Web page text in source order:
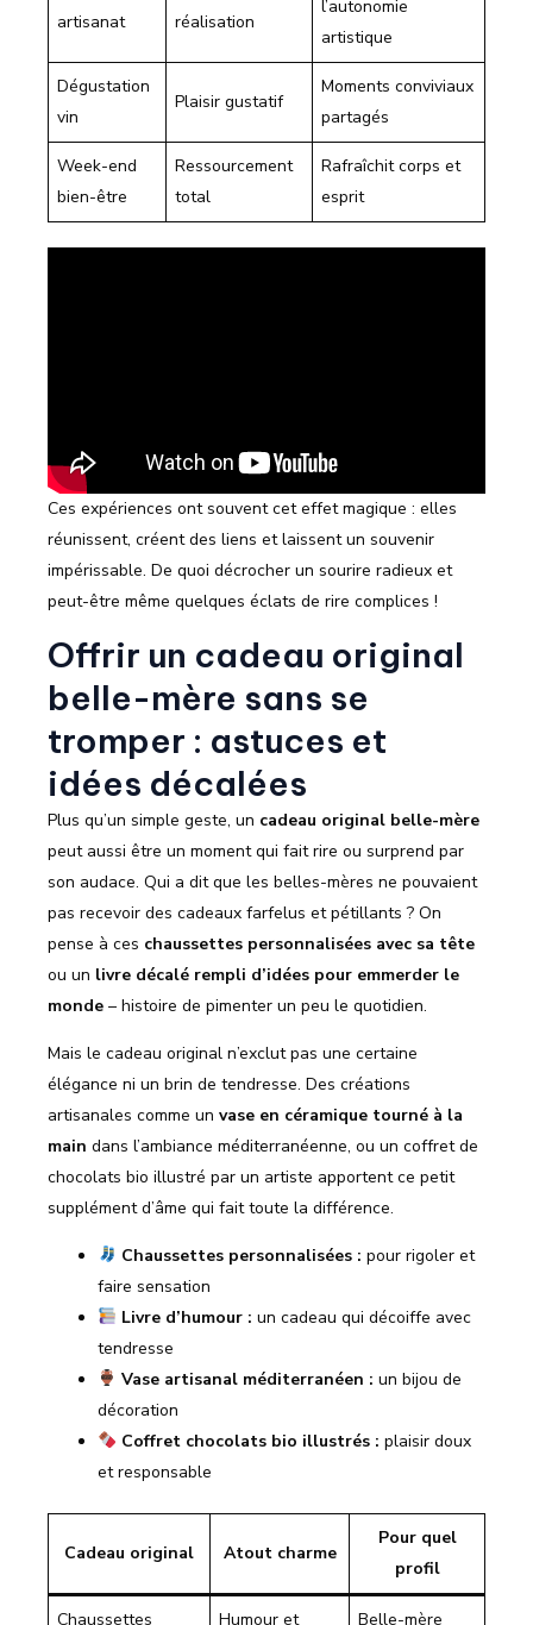
artisanat
réalisation
l’autonomie
artistique
Dégustation
vin
Plaisir gustatif
Moments conviviaux
partagés
Week-end
bien-être
Ressourcement
total
Rafraîchit corps et
esprit
Ces expériences ont souvent cet effet magique : elles
réunissent, créent des liens et laissent un souvenir
impérissable. De quoi décrocher un sourire radieux et
peut-être même quelques éclats de rire complices !
Offrir un cadeau original
belle-mère sans se
tromper : astuces et
idées décalées
Plus qu’un simple geste, un cadeau original belle-mère
peut aussi être un moment qui fait rire ou surprend par
son audace. Qui a dit que les belles-mères ne pouvaient
pas recevoir des cadeaux farfelus et pétillants ? On
pense à ces chaussettes personnalisées avec sa tête
ou un livre décalé rempli d’idées pour emmerder le
monde – histoire de pimenter un peu le quotidien.
Mais le cadeau original n’exclut pas une certaine
élégance ni un brin de tendresse. Des créations
artisanales comme un vase en céramique tourné à la
main dans l’ambiance méditerranéenne, ou un coffret de
chocolats bio illustré par un artiste apportent ce petit
supplément d’âme qui fait toute la différence.
Chaussettes personnalisées : pour rigoler et
faire sensation
Livre d’humour : un cadeau qui décoiffe avec
tendresse
Vase artisanal méditerranéen : un bijou de
décoration
Coffret chocolats bio illustrés : plaisir doux
et responsable
Cadeau original Atout charme
Pour quel
profil
Chaussettes
Humour et
Belle-mère